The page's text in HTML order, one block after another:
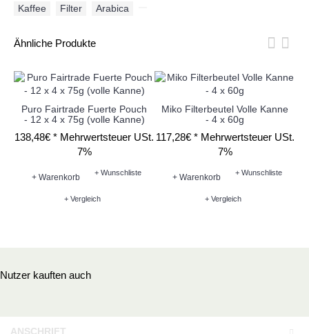
Kaffee
Filter Arabica
Ähnliche Produkte
Puro Fairtrade Fuerte Pouch
- 12 x 4 x 75g (volle Kanne)
138,48€ * Mehrwertsteuer USt.
7%
+ Warenkorb + Wunschliste
+ Vergleich
Miko Filterbeutel Volle Kanne
- 4 x 60g
117,28€ * Mehrwertsteuer USt.
7%
+ Warenkorb + Wunschliste
+ Vergleich
Nutzer kauften auch
ANSCHRIFT